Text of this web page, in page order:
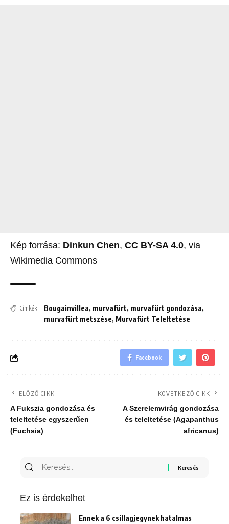
Kép forrása: Dinkun Chen, CC BY-SA 4.0, via
Wikimedia Commons
Címkék: Bougainvillea, murvafürt, murvafürt gondozása,
murvafürt metszése, Murvafürt Teleltetése
Facebook
ELŐZŐ CIKK
A Fukszia gondozása és
teleltetése egyszerűen
(Fuchsia)
KÖVETKEZŐ CIKK
A Szerelemvirág gondozása
és teleltetése (Agapanthus
africanus)
Keresés
Ez is érdekelhet
Ennek a 6 csillagjegynek hatalmas